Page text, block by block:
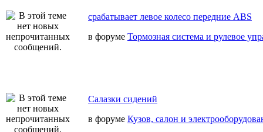
срабатывает левое колесо передние ABS
в форуме Тормозная система и рулевое
Салазки сидений
в форуме Кузов, салон и